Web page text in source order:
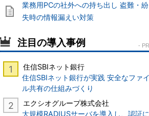
業務用PCの社外への持ち出し 盗難・紛
失時の情報漏えい対策